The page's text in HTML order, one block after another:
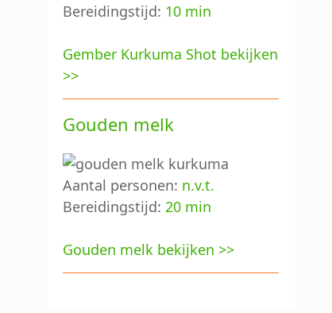
Bereidingstijd: 10 min
Gember Kurkuma Shot bekijken
>>
Gouden melk
Aantal personen: n.v.t.
Bereidingstijd: 20 min
Gouden melk bekijken >>